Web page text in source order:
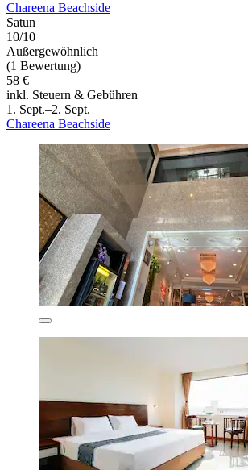
Chareena Beachside
Satun
10/10
Außergewöhnlich
(1 Bewertung)
58 €
inkl. Steuern & Gebühren
1. Sept.–2. Sept.
Chareena Beachside